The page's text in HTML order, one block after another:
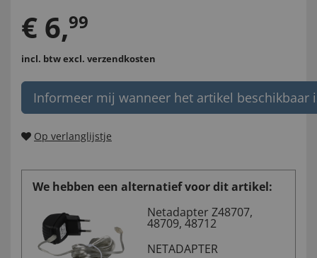
€ 6,99
incl. btwexcl. verzendkosten
Informeer mij wanneer het artikel beschikbaar
Op verlanglijstje
We hebben een alternatief voor dit artikel:
Netadapter Z48707,
48709, 48712
NETADAPTER